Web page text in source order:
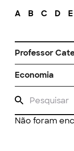
A B C D E
Professor
Economia
Não foram